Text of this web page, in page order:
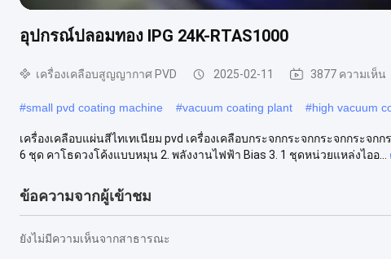
อุปกรณ์ปลอมทอง IPG 24K-RTAS1000
เครื่องเคลือบสูญญากาศ PVD 2025-02-11 3877 ความเห็น
#small pvd coating machine #vacuum coating plant #high vacuum
เครื่องเคลือบแผ่นสีไทเทเนียม pvd เครื่องเคลือบกระจกกระจกกระจกกระจ
6 ชุด คาโธดวงโค้งแบบหมุน 2. พลังงานไฟฟ้า Bias 3. 1 ชุดหน่วยแหล่งไออ...
ข้อความจากผู้เข้าชม
ยังไม่มีความเห็นจากสาธารณะ